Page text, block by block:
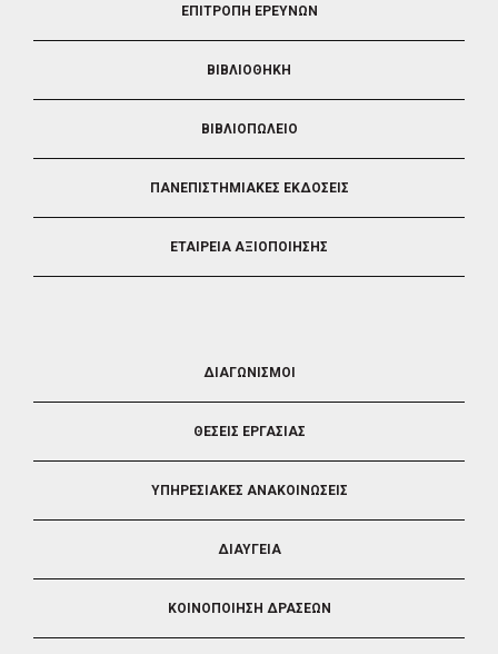
ΕΠΙΤΡΟΠΗ ΕΡΕΥΝΩΝ
ΒΙΒΛΙΟΘΗΚΗ
ΒΙΒΛΙΟΠΩΛΕΙΟ
ΠΑΝΕΠΙΣΤΗΜΙΑΚΕΣ ΕΚΔΟΣΕΙΣ
ΕΤΑΙΡΕΙΑ ΑΞΙΟΠΟΙΗΣΗΣ
ΔΙΑΓΩΝΙΣΜΟΙ
ΘΕΣΕΙΣ ΕΡΓΑΣΙΑΣ
ΥΠΗΡΕΣΙΑΚΕΣ ΑΝΑΚΟΙΝΩΣΕΙΣ
ΔΙΑΥΓΕΙΑ
ΚΟΙΝΟΠΟΙΗΣΗ ΔΡΑΣΕΩΝ